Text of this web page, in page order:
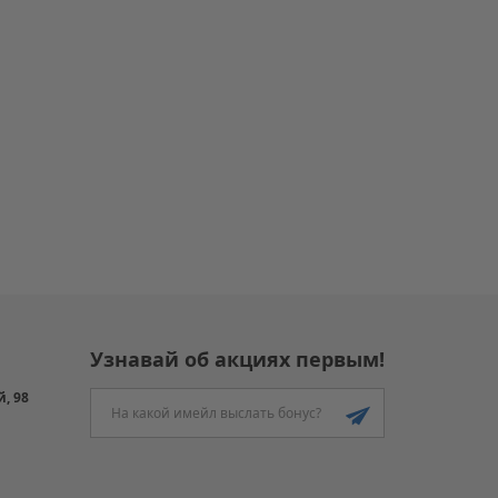
98
Узнавай об акциях первым!